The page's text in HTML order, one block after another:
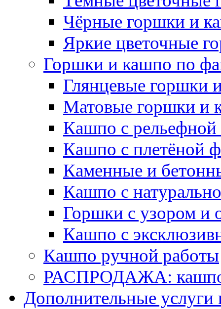
Чёрные горшки и
Яркие цветочные
Горшки и кашпо по
Глянцевые горшки
Матовые горшки и
Кашпо с рельефной
Кашпо с плетёной
Каменные и
Кашпо с
Горшки с узором и
Кашпо с
Кашпо ручной работы
РАСПРОДАЖА: кашпо
Дополнительные услуги